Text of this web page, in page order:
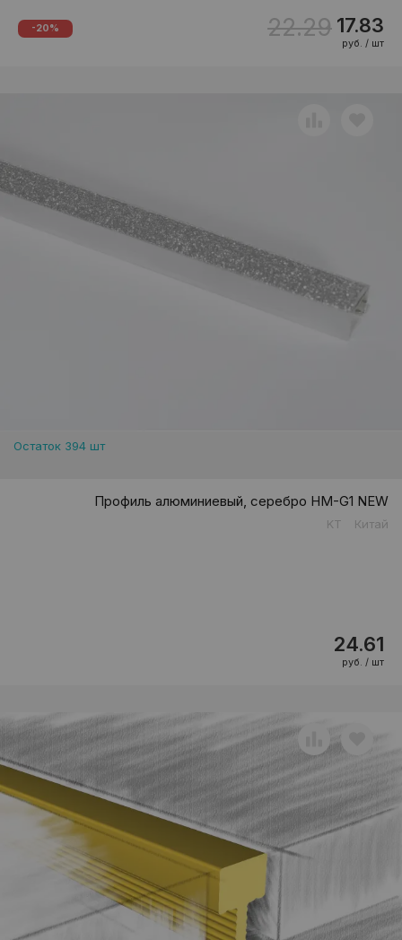
-20% 22.29 17.83
руб. / шт
Остаток 394 шт
Профиль алюминиевый, серебро HM-G1 NEW
KT Китай
24.61
руб. / шт